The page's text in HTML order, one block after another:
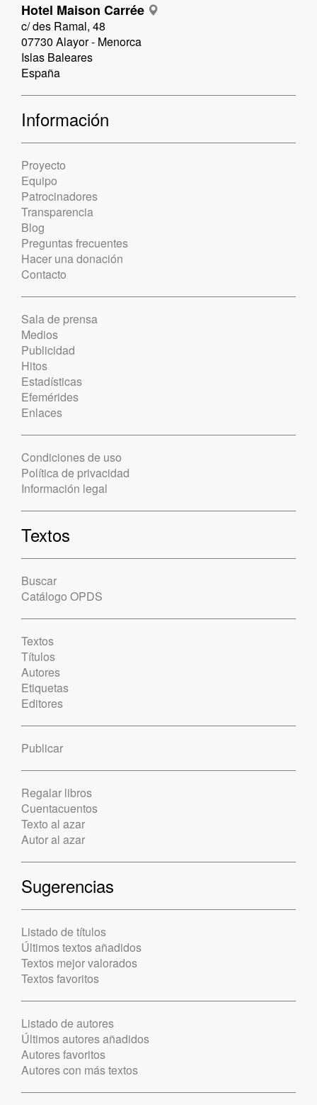
Hotel Maison Carrée
c/ des Ramal, 48
07730 Alayor - Menorca
Islas Baleares
España
Información
Proyecto
Equipo
Patrocinadores
Transparencia
Blog
Preguntas frecuentes
Hacer una donación
Contacto
Sala de prensa
Medios
Publicidad
Hitos
Estadísticas
Efemérides
Enlaces
Condiciones de uso
Política de privacidad
Información legal
Textos
Buscar
Catálogo OPDS
Textos
Títulos
Autores
Etiquetas
Editores
Publicar
Regalar libros
Cuentacuentos
Texto al azar
Autor al azar
Sugerencias
Listado de títulos
Últimos textos añadidos
Textos mejor valorados
Textos favoritos
Listado de autores
Últimos autores añadidos
Autores favoritos
Autores con más textos